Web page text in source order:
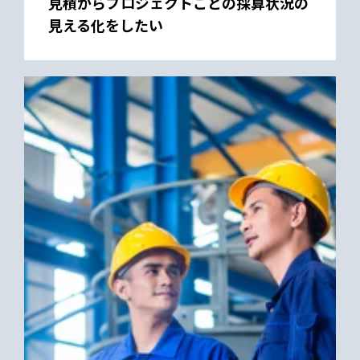
見える化をしたい